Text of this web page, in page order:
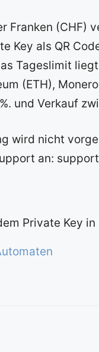
Franken (CHF)
Key als QR
Tageslimit
(ETH),
und Verkauf
wird nicht
an:
Private Key in